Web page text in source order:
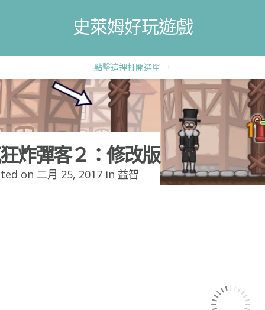
史萊姆好玩遊戲
點擊這裡打開選單 +
炸彈客２：修改版
on 二月 25, 2017 in 益智